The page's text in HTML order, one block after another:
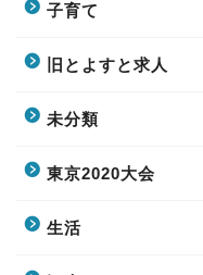
子育て
旧とよすと求人
未分類
東京2020大会
生活